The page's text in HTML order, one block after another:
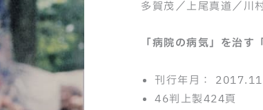
多賀茂／上尾真道／川
「病院の病気」を治す
刊行年月： 2017.11
46判上製424頁